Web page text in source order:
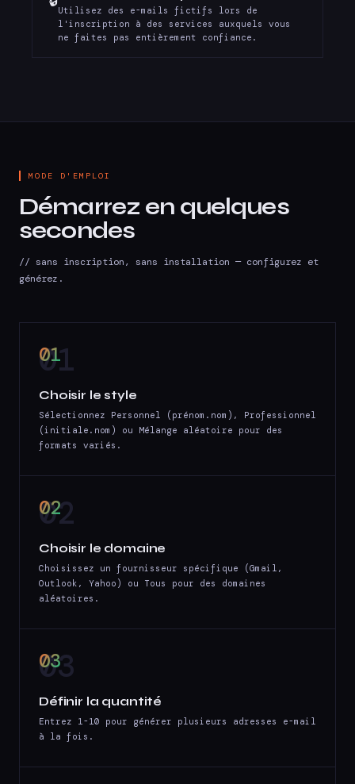
Utilisez des e-mails fictifs lors de
l'inscription à des services auxquels vous
ne faites pas entièrement confiance.
MODE D'EMPLOI
Démarrez en quelques
secondes
// sans inscription, sans installation — configurez et
générez.
01
Choisir le style
Sélectionnez Personnel (prénom.nom), Professionnel
(initiale.nom) ou Mélange aléatoire pour des
formats variés.
02
Choisir le domaine
Choisissez un fournisseur spécifique (Gmail,
Outlook, Yahoo) ou Tous pour des domaines
aléatoires.
03
Définir la quantité
Entrez 1-10 pour générer plusieurs adresses e-mail
à la fois.